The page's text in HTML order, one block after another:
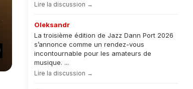
Lire la discussion →
Oleksandr
La troisième édition de Jazz Dann Port 2026
s’annonce comme un rendez-vous
incontournable pour les amateurs de
musique. ...
Lire la discussion →